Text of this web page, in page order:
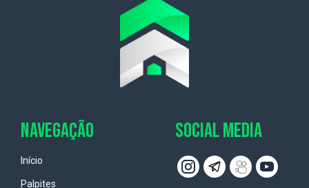
NAVEGAÇÃO
Início
Palpites
SOCIAL MEDIA